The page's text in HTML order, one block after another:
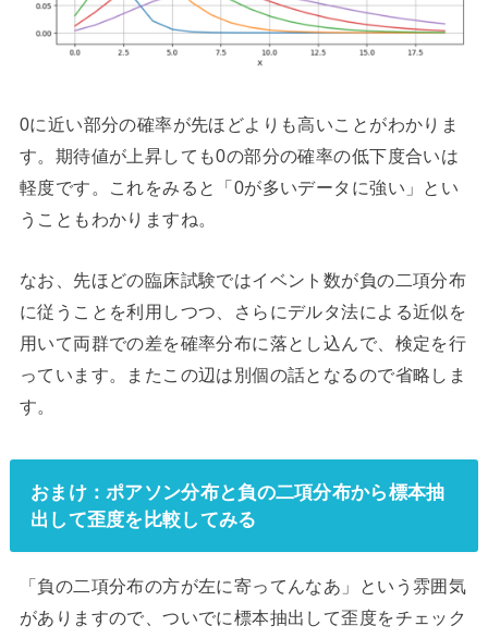
0に近い部分の確率が先ほどよりも高いことがわかりま
す。期待値が上昇しても0の部分の確率の低下度合いは
軽度です。これをみると「0が多いデータに強い」とい
うこともわかりますね。
なお、先ほどの臨床試験ではイベント数が負の二項分布
に従うことを利用しつつ、さらにデルタ法による近似を
用いて両群での差を確率分布に落とし込んで、検定を行
っています。またこの辺は別個の話となるので省略しま
す。
おまけ：ポアソン分布と負の二項分布から標本抽
出して歪度を比較してみる
「負の二項分布の方が左に寄ってんなあ」という雰囲気
がありますので、ついでに標本抽出して歪度をチェック